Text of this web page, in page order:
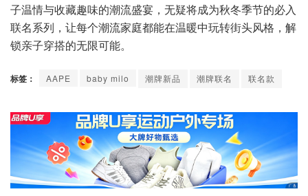
子温情与收藏趣味的潮流盛宴，无疑将成为秋冬季节的必入
联名系列，让每个潮流家庭都能在温暖中玩转街头风格，解
锁亲子穿搭的无限可能。
标签： AAPE baby milo 潮牌新品 潮牌联名 联名款